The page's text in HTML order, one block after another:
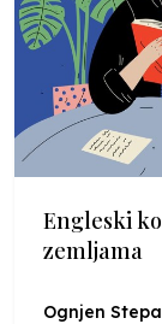
Engleski
zemljama
Ognjen